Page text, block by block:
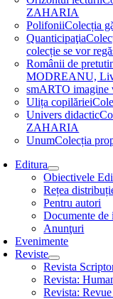
ZAHARIA
PolifoniiColecția
Quanticipaţia
colecție se vor
Românii de
MODREANU,
smARTO imagine
Ulița copilăriei
Univers didactic
ZAHARIA
UnumColecția
Editura
Obiectivele
Rețea
Pentru autori
Documente de
Anunţuri
Evenimente
Reviste
Revista
Revista:
Revista: